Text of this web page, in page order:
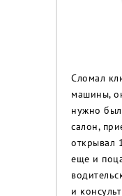
Сломал
машины,
нужно
салон,
открывал
еще и
и